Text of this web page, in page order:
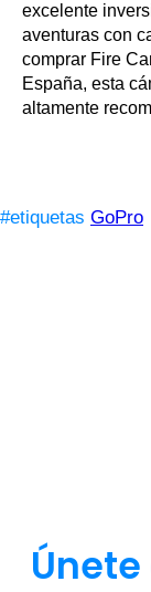
excelente
aventuras con
comprar Fire
España, esta
altamente
#etiquetas GoPro
Únete